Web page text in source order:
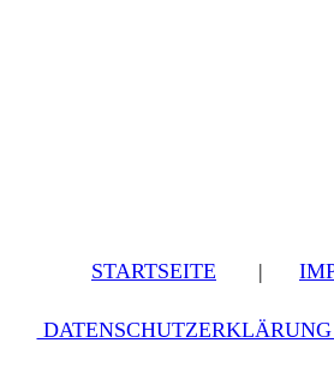
STARTSEITE |
DATENSCHUTZERKLÄRUNG